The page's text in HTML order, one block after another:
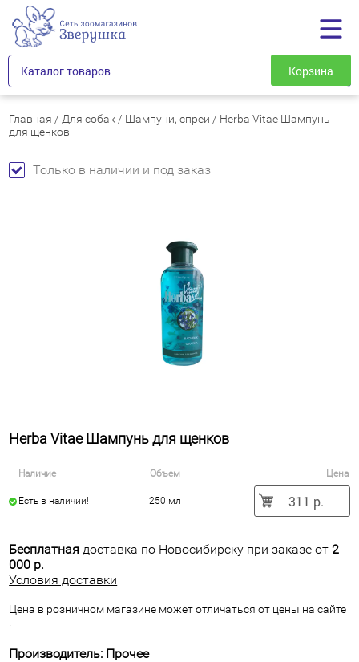
Каталог товаров Корзина
Главная / Для собак / Шампуни, спреи / Herba Vitae Шампунь
для щенков
Только в наличии и под заказ
Herba Vitae Шампунь для щенков
Наличие Объем Цена
Есть в наличии! 250 мл 311 р.
Бесплатная доставка по Новосибирску при заказе от 2
000 р.
Условия доставки
Цена в розничном магазине может отличаться от цены на сайте
!
Производитель: Прочее